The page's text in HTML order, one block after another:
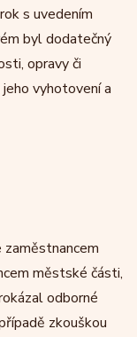
s uvedením
byl dodatečný
opravy či
vyhotovení a
městské části,
odborné
zkouškou